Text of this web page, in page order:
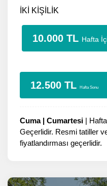
İKİ KİŞİLİK
10.000 TL Hafta
12.500 TL Hafta Sonu
Cuma | Cumartesi |
Geçerlidir. Resmi tatiller
fiyatlandırması geçerlidir.